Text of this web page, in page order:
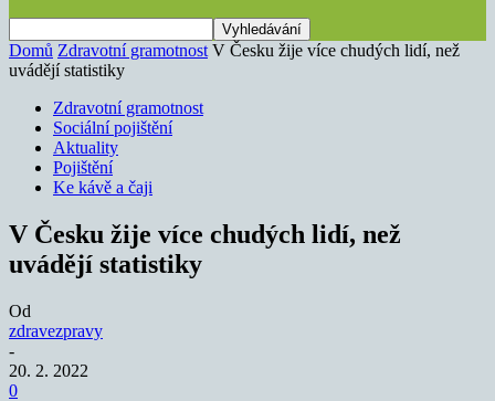
Domů Zdravotní gramotnost V Česku žije více chudých lidí, než
uvádějí statistiky
Zdravotní gramotnost
Sociální pojištění
Aktuality
Pojištění
Ke kávě a čaji
V Česku žije více chudých lidí, než
uvádějí statistiky
Od
zdravezpravy
-
20. 2. 2022
0